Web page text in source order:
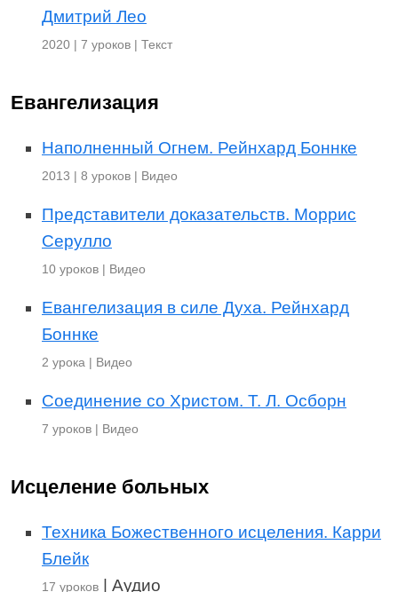
Дмитрий Лео
2020 | 7 уроков | Текст
Евангелизация
Наполненный Огнем. Рейнхард Боннке
2013 | 8 уроков | Видео
Представители доказательств. Моррис
Серулло
10 уроков | Видео
Евангелизация в силе Духа. Рейнхард
Боннке
2 урока | Видео
Соединение со Христом. Т. Л. Осборн
7 уроков | Видео
Исцеление больных
Техника Божественного исцеления. Карри
Блейк
17 уроков | Аудио